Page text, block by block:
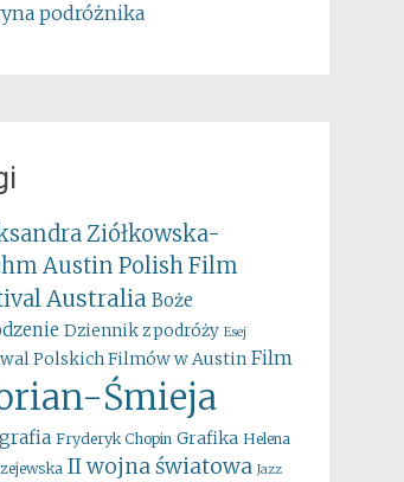
podróżnika
Ziółkowska-
Austin Polish Film
Australia Boże
Dziennik z podróży Esej
Polskich Filmów w Austin Film
Śmieja
Fryderyk Chopin Grafika Helena
II wojna światowa Jazz